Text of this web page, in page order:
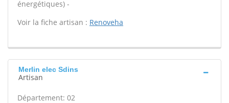
énergétiques) -
Voir la fiche artisan : Renoveha
Merlin elec Sdins
Artisan
Département: 02